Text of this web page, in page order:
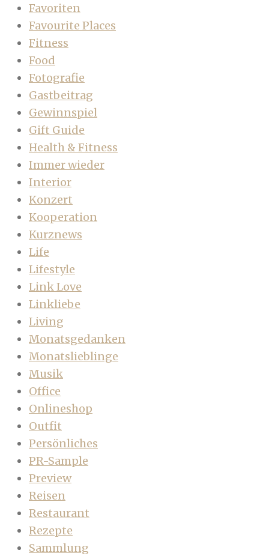
Favoriten
Favourite Places
Fitness
Food
Fotografie
Gastbeitrag
Gewinnspiel
Gift Guide
Health & Fitness
Immer wieder
Interior
Konzert
Kooperation
Kurznews
Life
Lifestyle
Link Love
Linkliebe
Living
Monatsgedanken
Monatslieblinge
Musik
Office
Onlineshop
Outfit
Persönliches
PR-Sample
Preview
Reisen
Restaurant
Rezepte
Sammlung